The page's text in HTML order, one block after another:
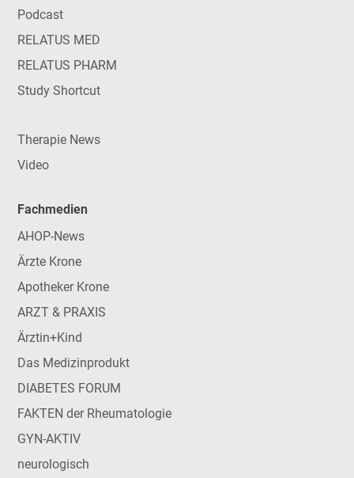
Podcast
RELATUS MED
RELATUS PHARM
Study Shortcut
Therapie News
Video
Fachmedien
AHOP-News
Ärzte Krone
Apotheker Krone
ARZT & PRAXIS
Ärztin+Kind
Das Medizinprodukt
DIABETES FORUM
FAKTEN der Rheumatologie
GYN-AKTIV
neurologisch